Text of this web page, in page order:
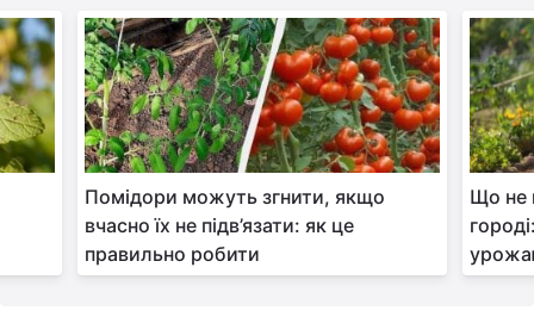
Помідори можуть згнити, якщо
вчасно їх не підв’язати: як це
правильно робити
Що не